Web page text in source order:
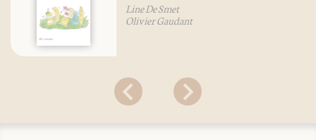
Line De Smet
Olivier Gaudant